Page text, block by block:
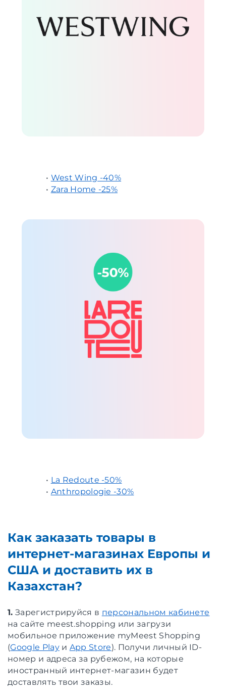
• West Wing -40%
• Zara Home -25%
• La Redoute -50%
• Anthropologie -30%
Как заказать товары в
интернет-магазинах Европы и
США и доставить их в
Казахстан?
1. Зарегистрируйся в персональном кабинете
на сайте meest.shopping или загрузи
мобильное приложение myMeest Shopping
(Google Playи App Store). Получи личный ID-
номер и адреса за рубежом, на которые
иностранный интернет-магазин будет
доставлять твои заказы.